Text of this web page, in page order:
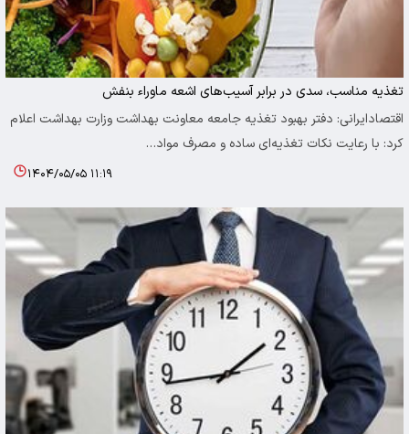
تغذیه مناسب، سدی در برابر آسیب‌های اشعه ماوراء بنفش
اقتصادایرانی: دفتر بهبود تغذیه جامعه معاونت بهداشت وزارت بهداشت اعلام
کرد: با رعایت نکات تغذیه‌ای ساده و مصرف مواد…
۱۴۰۴/۰۵/۰۵ ۱۱:۱۹